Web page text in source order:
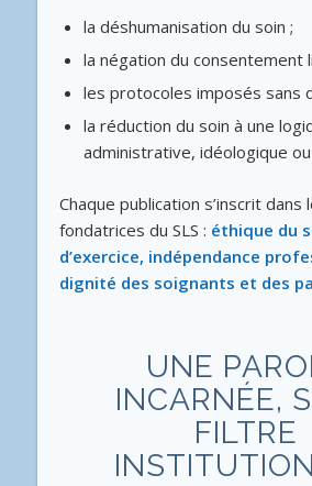
la déshumanisation du soin ;
la négation du consentement
les protocoles imposés sans
la réduction du soin à une
administrative, idéologique
Chaque publication s’inscrit dans
fondatrices du SLS : éthique du
d’exercice, indépendance
dignité des soignants et des
UNE
INCARNÉE,
FILTRE